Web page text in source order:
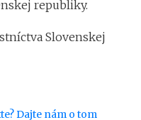
republiky.
Slovenskej
Dajte nám o tom